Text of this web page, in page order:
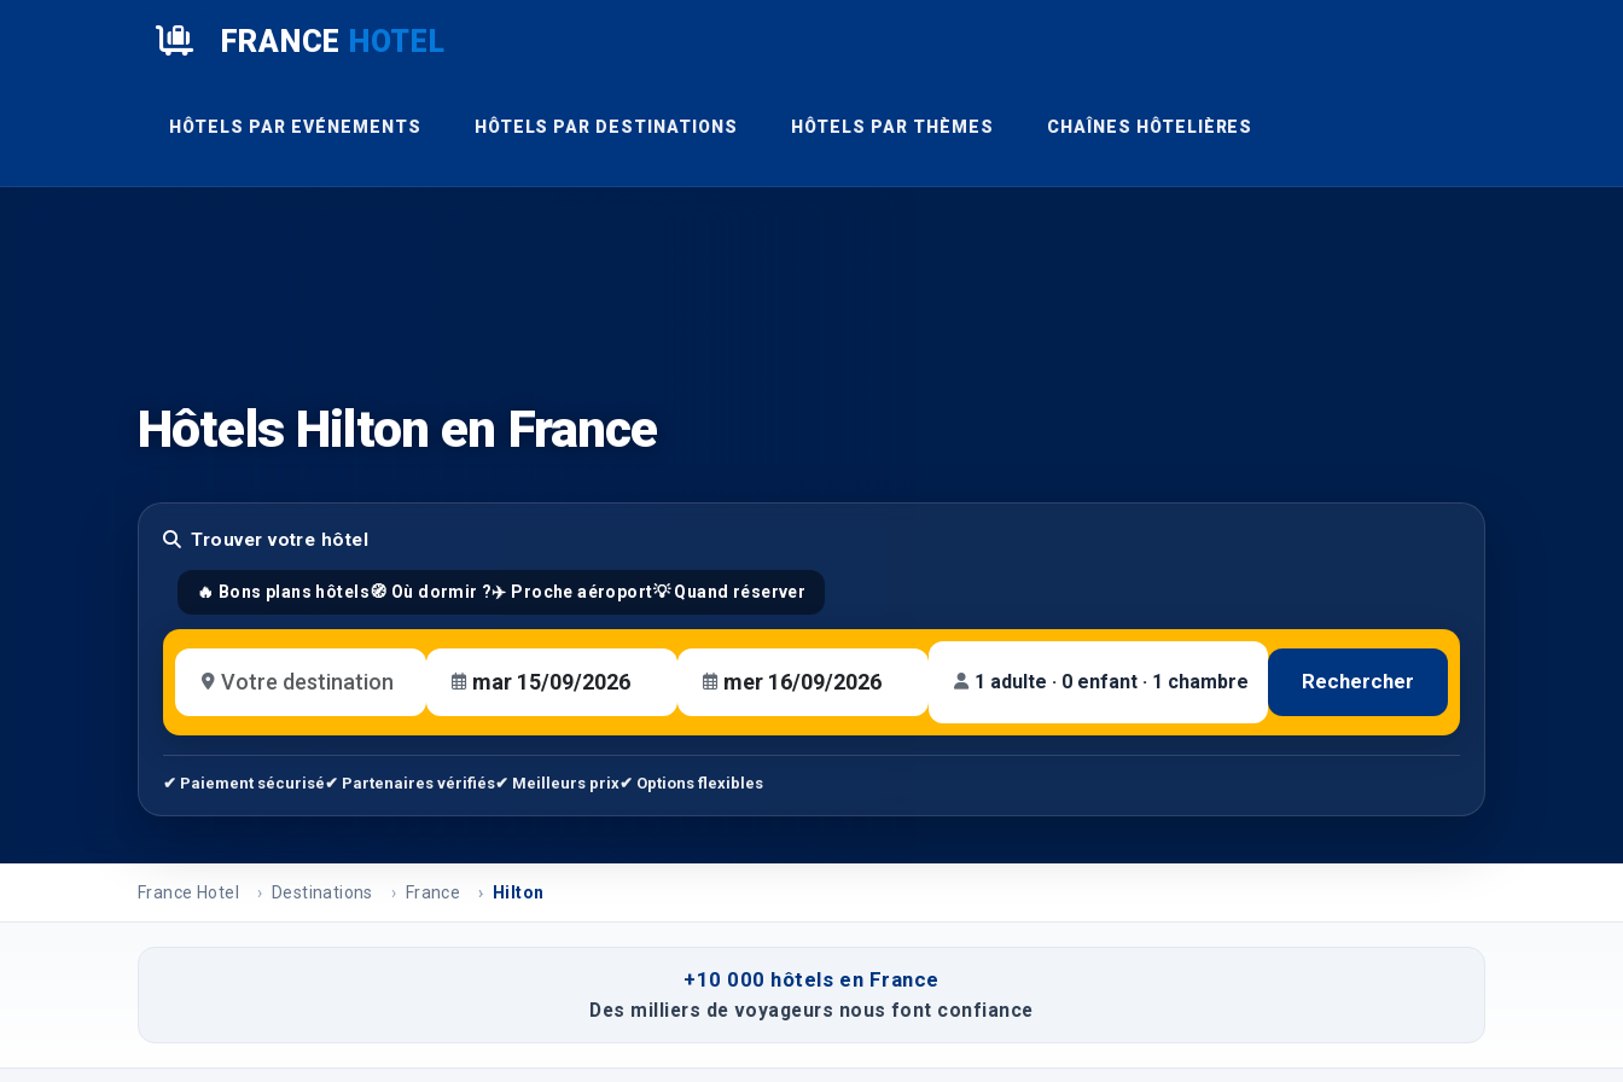
FRANCE HOTEL
HÔTELS PAR EVÉNEMENTS HÔTELS PAR DESTINATIONS HÔTELS PAR THÈMES CHAÎNES HÔTELIÈRES
Hôtels Hilton en France
Trouver votre hôtel
🔥 Bons plans hôtels🧭 Où dormir ?✈️ Proche aéroport💡 Quand réserver
1 adulte · 0 enfant · 1 chambre Rechercher
✔ Paiement sécurisé✔ Partenaires vérifiés✔ Meilleurs prix✔ Options flexibles
France Hotel Destinations France Hilton
+10 000 hôtels en France
Des milliers de voyageurs nous font confiance